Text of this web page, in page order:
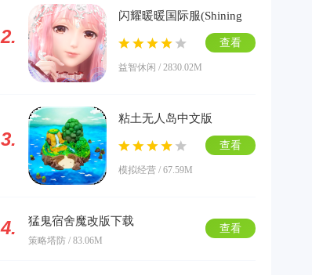
2.
闪耀暖暖国际服(Shining
Nikki)下载
益智休闲 / 2830.02M
查看
3.
粘土无人岛中文版
模拟经营 / 67.59M
查看
4. 猛鬼宿舍魔改版下载
策略塔防 / 83.06M
查看